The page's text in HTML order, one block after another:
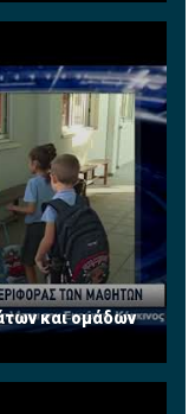
και ομάδων